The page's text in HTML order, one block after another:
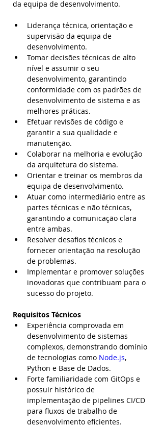
da equipa de desenvolvimento.
Liderança técnica, orientação e
supervisão da equipa de
desenvolvimento.
Tomar decisões técnicas de alto
nível e assumir o seu
desenvolvimento, garantindo
conformidade com os padrões de
desenvolvimento de sistema e as
melhores práticas.
Efetuar revisões de código e
garantir a sua qualidade e
manutenção.
Colaborar na melhoria e evolução
da arquitetura do sistema.
Orientar e treinar os membros da
equipa de desenvolvimento.
Atuar como intermediário entre as
partes técnicas e não técnicas,
garantindo a comunicação clara
entre ambas.
Resolver desafios técnicos e
fornecer orientação na resolução
de problemas.
Implementar e promover soluções
inovadoras que contribuam para o
sucesso do projeto.
Requisitos Técnicos
Experiência comprovada em
desenvolvimento de sistemas
complexos, demonstrando domínio
de tecnologias como Node.js,
Python e Base de Dados.
Forte familiaridade com GitOps e
possuir histórico de
implementação de pipelines CI/CD
para fluxos de trabalho de
desenvolvimento eficientes.